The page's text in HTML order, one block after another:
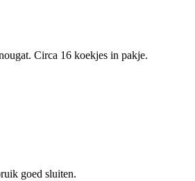
Circa 16 koekjes in pakje.
goed sluiten.